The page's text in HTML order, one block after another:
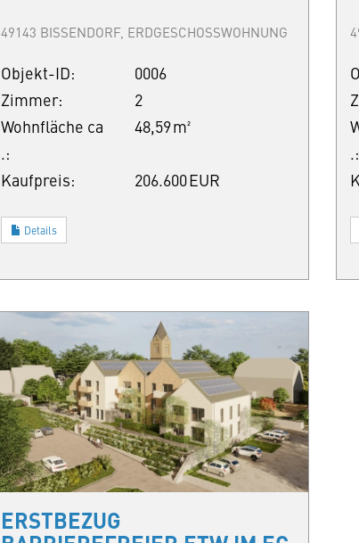
49143 BISSENDORF, ERDGESCHOSSWOHNUNG
Objekt-ID:
0006
Zimmer:
2
Wohnfläche ca
.:
48,59 m²
Kaufpreis: 206.600 EUR
Details
.:
ERSTBEZUG